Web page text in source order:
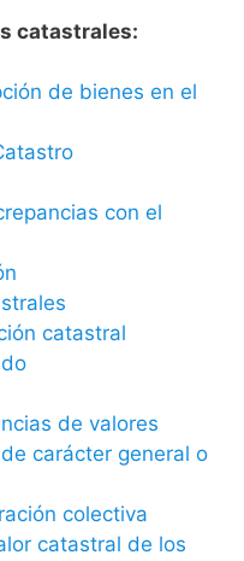
catastrales:
de bienes en el
con el
catastral
de valores
carácter general o
colectiva
catastral de los